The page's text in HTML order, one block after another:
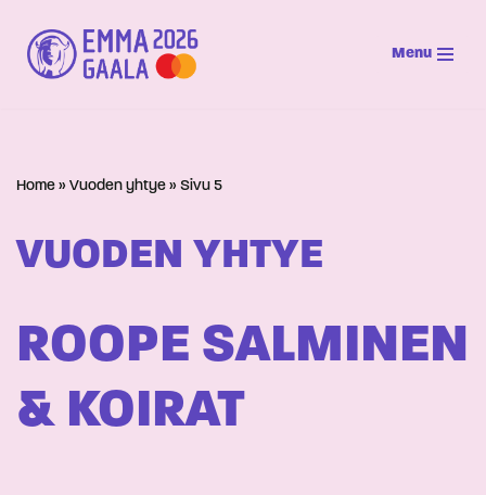
Siirry
suoraan
Menu
Home » Vuoden yhtye » Sivu 5
VUODEN YHTYE
ROOPE SALMINEN
& KOIRAT